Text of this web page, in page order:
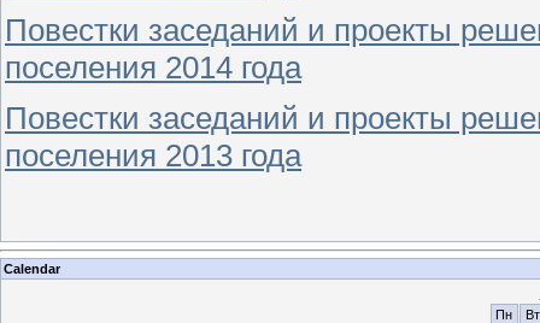
Повестки заседаний и проекты
поселения 2014 года
Повестки заседаний и проекты
поселения 2013 года
Calendar
Пн
Вт